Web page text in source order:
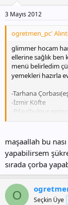
3 Mayıs 2012
ogretmen_pc'
glimmer hocam
ellerine sağlık
menü belirledim
yemekleri hazırla
-Tarhana
-İzmir Köfte
-Pilav(bulgur-
istiyorum)
-Sarma(dün
-Salata
-Masayı kalabalık
-Etimek Tatlısı
sizce nasıl ?
isterdim ama zaman
maşaallah bu
yapabilirsem
sırada çorba
O Seçkin Üye